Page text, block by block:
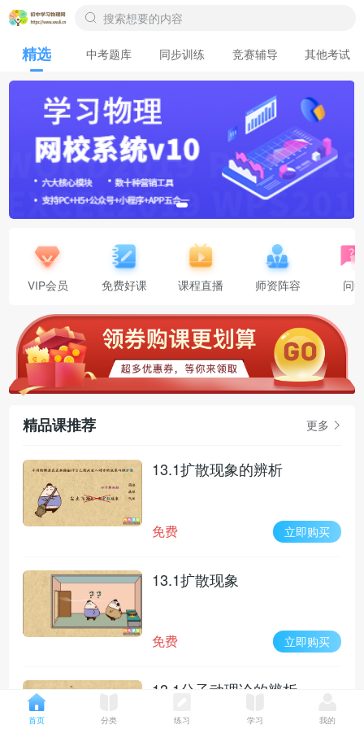
精选 中考题库 同步训练 竞赛辅导 其他考试
VIP会员 免费好课 课程直播 师资阵容 问
更多
精品课推荐
13.1扩散现象的辨析
立即购买
免费
13.1扩散现象
立即购买
免费
13.1分子动理论的辨析
首页 分类 练习 学习 我的